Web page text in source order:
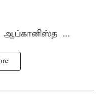
ஆப்கானிஸ்த ...